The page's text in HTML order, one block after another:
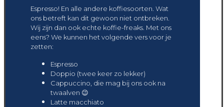
Espresso! En alle andere koffiesoorten. Wat
ons betreft kan dit gewoon niet ontbreken.
Wij zijn dan ook echte koffie-freaks. Met ons
eens? We kunnen het volgende vers voor je
zetten:
Espresso
Doppio (twee keer zo lekker)
Cappuccino, die mag bij ons ook na
twaalven 😉
Latte macchiato